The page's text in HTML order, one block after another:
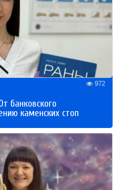
972
банковского
каменских стоп